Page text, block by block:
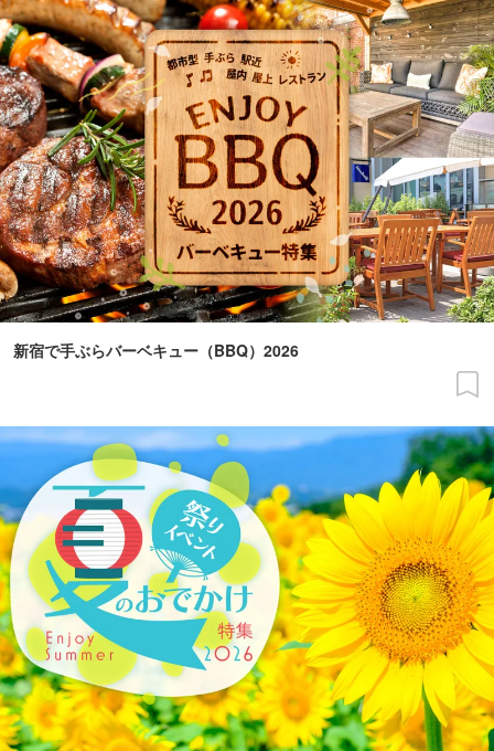
新宿で手ぶらバーベキュー（BBQ）2026